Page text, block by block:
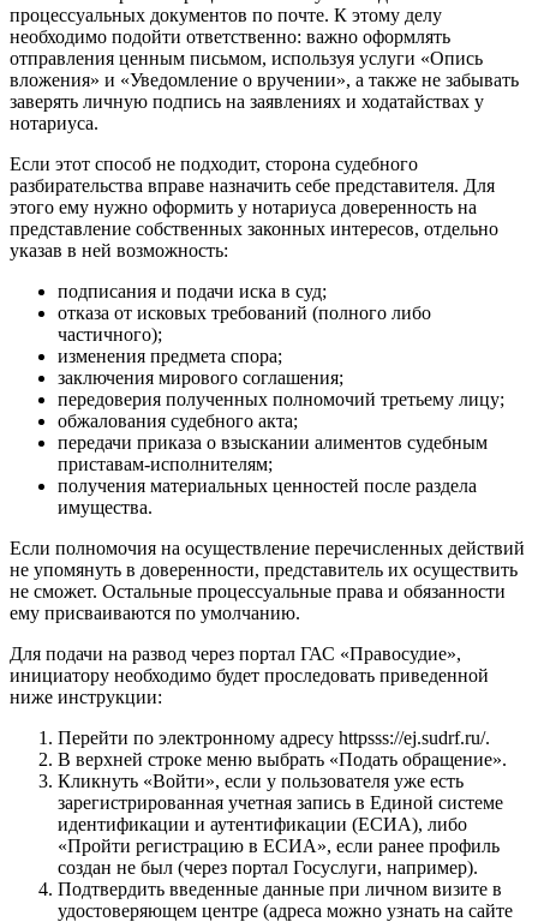
процессуальных документов по почте. К этому делу
необходимо подойти ответственно: важно оформлять
отправления ценным письмом, используя услуги «Опись
вложения» и «Уведомление о вручении», а также не забывать
заверять личную подпись на заявлениях и ходатайствах у
нотариуса.
Если этот способ не подходит, сторона судебного
разбирательства вправе назначить себе представителя. Для
этого ему нужно оформить у нотариуса доверенность на
представление собственных законных интересов, отдельно
указав в ней возможность:
подписания и подачи иска в суд;
отказа от исковых требований (полного либо
частичного);
изменения предмета спора;
заключения мирового соглашения;
передоверия полученных полномочий третьему лицу;
обжалования судебного акта;
передачи приказа о взыскании алиментов судебным
приставам-исполнителям;
получения материальных ценностей после раздела
имущества.
Если полномочия на осуществление перечисленных действий
не упомянуть в доверенности, представитель их осуществить
не сможет. Остальные процессуальные права и обязанности
ему присваиваются по умолчанию.
Для подачи на развод через портал ГАС «Правосудие»,
инициатору необходимо будет проследовать приведенной
ниже инструкции:
Перейти по электронному адресу httpsss://ej.sudrf.ru/.
В верхней строке меню выбрать «Подать обращение».
Кликнуть «Войти», если у пользователя уже есть
зарегистрированная учетная запись в Единой системе
идентификации и аутентификации (ЕСИА), либо
«Пройти регистрацию в ЕСИА», если ранее профиль
создан не был (через портал Госуслуги, например).
Подтвердить введенные данные при личном визите в
удостоверяющем центре (адреса можно узнать на сайте